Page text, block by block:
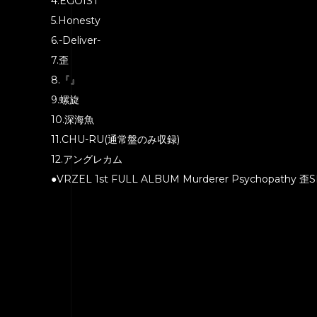
5.Honesty
6.-Deliver-
7.歪
8.『』
9.螺旋
10.深海魚
11.CHU-RU(通常盤のみ収録)
12.アングレカム
●VRZEL 1st FULL ALBUM Murderer Psychopathy 歪